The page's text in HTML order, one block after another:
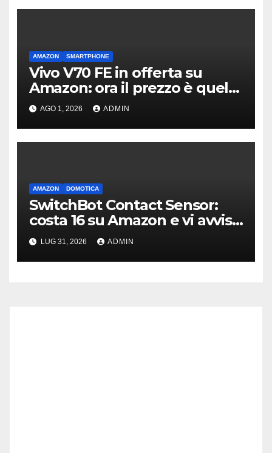
AMAZON SMARTPHONE
Vivo V70 FE in offerta su
Amazon: ora il prezzo è quello
giusto?
AGO 1, 2026 ADMIN
AMAZON DOMOTICA
SwitchBot Contact Sensor:
costa 16 su Amazon e vi avvisa
se qualcuno apre porte o
finestre
LUG 31, 2026 ADMIN